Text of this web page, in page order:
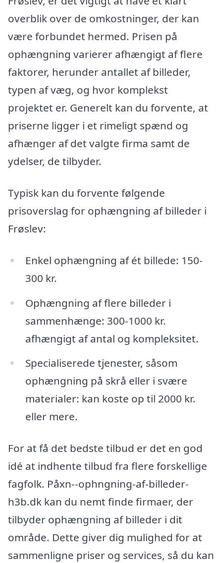
overblik over de omkostninger, der kan
være forbundet hermed. Prisen på
ophængning varierer afhængigt af flere
faktorer, herunder antallet af billeder,
typen af væg, og hvor komplekst
projektet er. Generelt kan du forvente, at
priserne ligger i et rimeligt spænd og
afhænger af det valgte firma samt de
ydelser, de tilbyder.
Typisk kan du forvente følgende
prisoverslag for ophængning af billeder i
Frøslev:
Enkel ophængning af ét billede: 150-
300 kr.
Ophængning af flere billeder i
sammenhænge: 300-1000 kr.
afhængigt af antal og kompleksitet.
Specialiserede tjenester, såsom
ophængning på skrå eller i svære
materialer: kan koste op til 2000 kr.
eller mere.
For at få det bedste tilbud er det en god
idé at indhente tilbud fra flere forskellige
fagfolk. Påxn--ophngning-af-billeder-
h3b.dk kan du nemt finde firmaer, der
tilbyder ophængning af billeder i dit
område. Dette giver dig mulighed for at
sammenligne priser og services, så du kan